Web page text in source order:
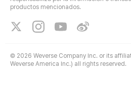
productos mencionados.
© 2026 Weverse Company Inc. or its
Weverse America Inc.) all rights reserved.